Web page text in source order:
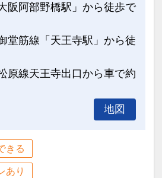
40分
分
25分
分
年12月21日～2027年6
コース番号：DP-2-
阪阿部野橋駅」から徒歩で
堂筋線「天王寺駅」から徒
原線天王寺出口から車で約
地図
きる
あり